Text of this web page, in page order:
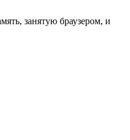
занятую браузером, и